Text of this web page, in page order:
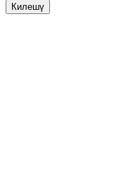
Килешү